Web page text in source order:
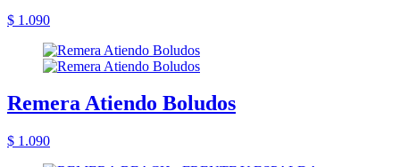
$ 1.090
Remera Atiendo Boludos
$ 1.090